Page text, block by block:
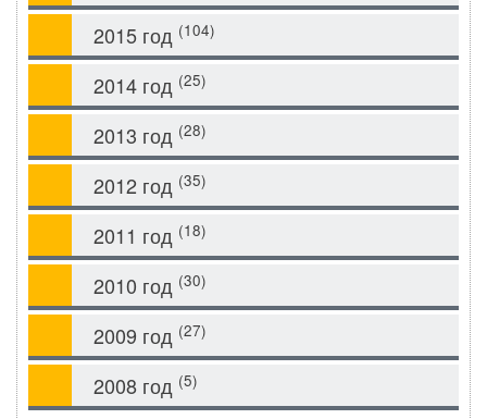
2015 год (104)
2014 год (25)
2013 год (28)
2012 год (35)
2011 год (18)
2010 год (30)
2009 год (27)
2008 год (5)